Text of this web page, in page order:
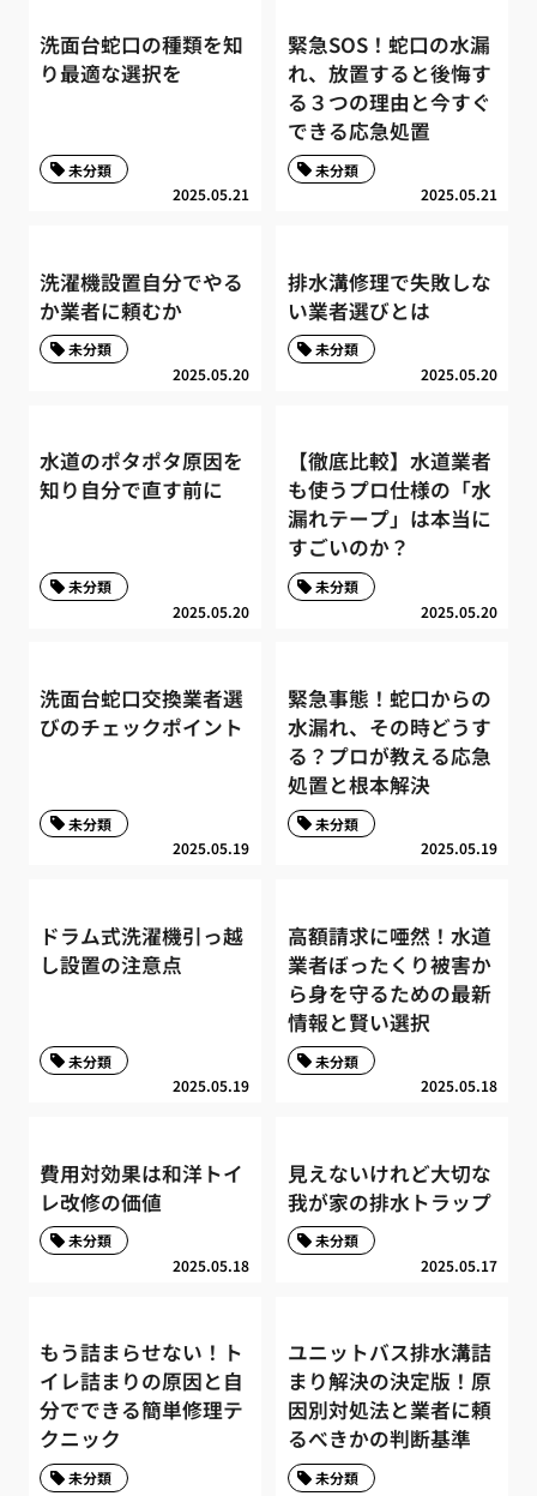
洗面台蛇口の種類を知
り最適な選択を
2025.05.21
未分類
緊急SOS！蛇口の水漏
れ、放置すると後悔す
る３つの理由と今すぐ
できる応急処置
2025.05.21
未分類
洗濯機設置自分でやる
か業者に頼むか
2025.05.20
未分類
排水溝修理で失敗しな
い業者選びとは
2025.05.20
未分類
水道のポタポタ原因を
知り自分で直す前に
2025.05.20
未分類
【徹底比較】水道業者
も使うプロ仕様の「水
漏れテープ」は本当に
すごいのか？
2025.05.20
未分類
洗面台蛇口交換業者選
びのチェックポイント
2025.05.19
未分類
緊急事態！蛇口からの
水漏れ、その時どうす
る？プロが教える応急
処置と根本解決
2025.05.19
未分類
ドラム式洗濯機引っ越
し設置の注意点
2025.05.19
未分類
高額請求に唖然！水道
業者ぼったくり被害か
ら身を守るための最新
情報と賢い選択
2025.05.18
未分類
費用対効果は和洋トイ
レ改修の価値
2025.05.18
未分類
見えないけれど大切な
我が家の排水トラップ
2025.05.17
未分類
もう詰まらせない！ト
イレ詰まりの原因と自
分でできる簡単修理テ
クニック
未分類
ユニットバス排水溝詰
まり解決の決定版！原
因別対処法と業者に頼
るべきかの判断基準
未分類